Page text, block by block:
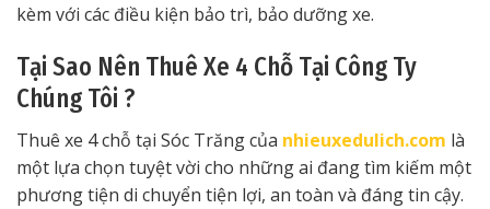
kèm với các điều kiện bảo trì, bảo dưỡng xe.
Tại Sao Nên Thuê Xe 4 Chỗ Tại Công Ty
Chúng Tôi ?
Thuê xe 4 chỗ tại Sóc Trăng của nhieuxedulich.com là
một lựa chọn tuyệt vời cho những ai đang tìm kiếm một
phương tiện di chuyển tiện lợi, an toàn và đáng tin cậy.